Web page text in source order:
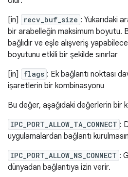
[in]
recv_buf_size : Yukarıdaki
bir arabelleğin maksimum boyutu.
bağlıdır ve eşle alışveriş
boyutunu etkili bir şekilde sınırlar
[in]
flags : Ek bağlantı noktası
işaretlerin bir kombinasyonu
Bu değer, aşağıdaki değerlerin bir
IPC_PORT_ALLOW_TA_CONNECT :
uygulamalardan bağlantı
IPC_PORT_ALLOW_NS_CONNECT :
dünyadan bağlantıya izin verir.